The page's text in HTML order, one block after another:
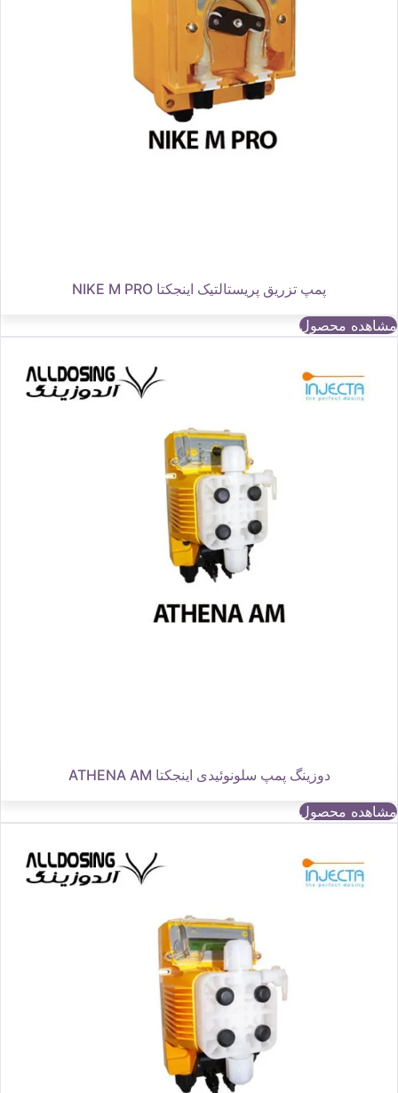
پمپ تزریق پریستالتیک اینجکتا NIKE M PRO
مشاهده محصول
دوزینگ پمپ سلونوئیدی اینجکتا ATHENA AM
مشاهده محصول